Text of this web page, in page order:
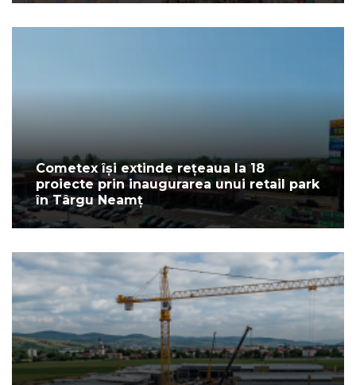
Cometex își extinde rețeaua la 18
proiecte prin inaugurarea unui retail park
în Târgu Neamț